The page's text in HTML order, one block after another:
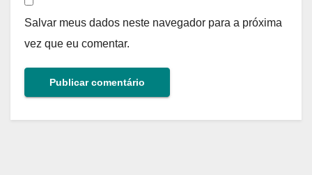
Salvar meus dados neste navegador para a próxima
vez que eu comentar.